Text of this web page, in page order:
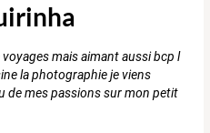
mais aimant aussi bcp l
la photographie je viens
de mes passions sur mon petit